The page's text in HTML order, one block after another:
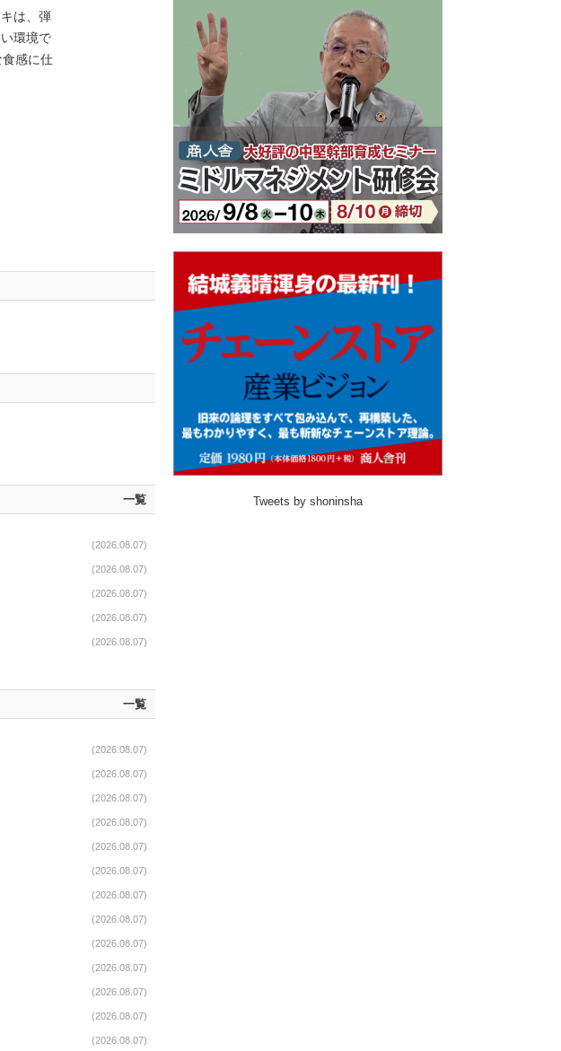
は、弾
環境で
感に仕
一覧
(2026.08.07)
(2026.08.07)
(2026.08.07)
(2026.08.07)
(2026.08.07)
一覧
(2026.08.07)
(2026.08.07)
(2026.08.07)
(2026.08.07)
(2026.08.07)
(2026.08.07)
(2026.08.07)
(2026.08.07)
(2026.08.07)
(2026.08.07)
(2026.08.07)
(2026.08.07)
(2026.08.07)
Tweets by shoninsha